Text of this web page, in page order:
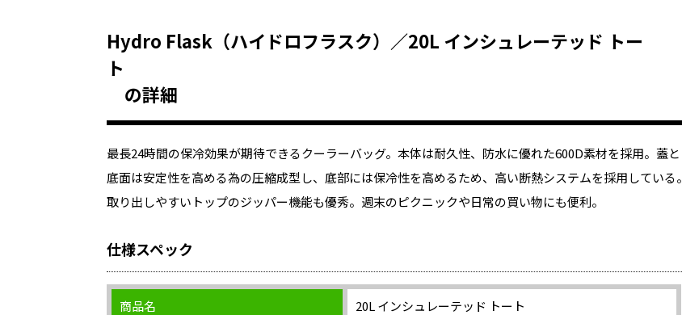
Hydro Flask（ハイドロフラスク）／20L インシュレーテッド トー
ト
の詳細
最長24時間の保冷効果が期待できるクーラーバッグ。本体は耐久性、防水に優れた600D素材を採用。蓋と
底面は安定性を高める為の圧縮成型し、底部には保冷性を高めるため、高い断熱システムを採用している。
取り出しやすいトップのジッパー機能も優秀。週末のピクニックや日常の買い物にも便利。
仕様スペック
商品名 20L インシュレーテッド トート